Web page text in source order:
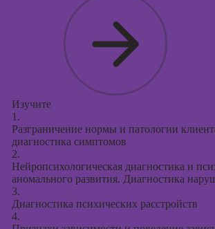
Изучите
1.
Разграничение нормы и патологии
диагностика симптомов
2.
Нейропсихологическая диагностика и
аномального развития. Диагностика
3.
Диагностика психических расстройств
4.